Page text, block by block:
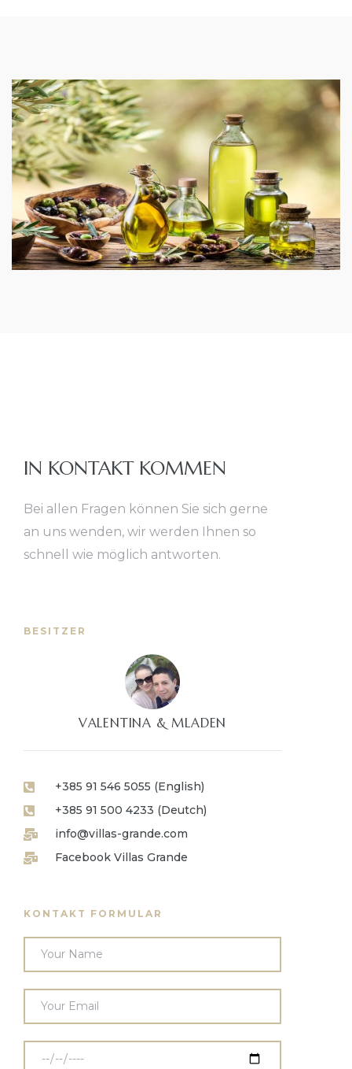
IN KONTAKT KOMMEN
Bei allen Fragen können Sie sich gerne
an uns wenden, wir werden Ihnen so
schnell wie möglich antworten.
BESITZER
VALENTINA & MLADEN
+385 91 546 5055 (English)
+385 91 500 4233 (Deutch)
info@villas-grande.com
Facebook Villas Grande
KONTAKT FORMULAR